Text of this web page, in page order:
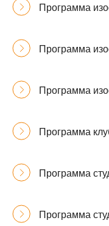
Программа
Программа
Программа
Программа
Программа
Программа